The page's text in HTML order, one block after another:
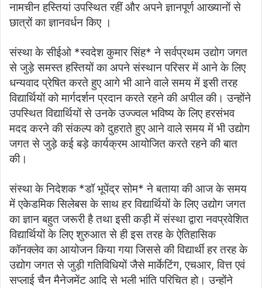
नामचीन हस्तियां उपस्थित रहीं और अपने ज्ञानपूर्ण आख्यानों से
छात्रों का ज्ञानवर्धन किए ।
संस्था के सीईओ *स्वदेश कुमार सिंह* ने सर्वप्रथम उद्योग जगत
से जुड़े समस्त हस्तियों का अपने संस्थान परिसर में आने के लिए
धन्यवाद प्रेषित करते हुए आगे भी आने वाले समय में इसी तरह
विद्यार्थियों को मार्गदर्शन प्रदान करते रहने की अपील की। उन्होंने
उपस्थित विद्यार्थियों से उनके उज्ज्वल भविष्य के लिए हरसंभव
मदद करने की संकल्प को दुहराते हुए आने वाले समय में भी उद्योग
जगत से जुड़े कई बड़े कार्यक्रम आयोजित करते रहने की बात
की।
संस्था के निदेशक *डॉ भूपेंद्र सोम* ने बताया की आज के समय
में एकेडमिक सिलेबस के साथ हर विद्यार्थियों के लिए उद्योग जगत
का ज्ञान बहुत जरूरी है तथा इसी कड़ी में संस्था द्वारा नवप्रवेशित
विद्यार्थियों के लिए शुरुआत से ही इस तरह के ऐतिहासिक
कॉनक्लेव का आयोजन किया गया जिससे की विद्यार्थी हर तरह के
उद्योग जगत से जुड़ी गतिविधियों जैसे मार्केटिंग, एचआर, वित्त एवं
सप्लाई चैन मैनेजमेंट आदि से भली भांति परिचित हो। उन्होंने